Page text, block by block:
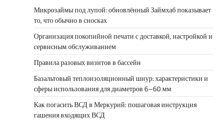
Микрозаймы под лупой: обновлённый Займхаб показывает
то, что обычно в сносках
Организация покопийной печати с доставкой, настройкой и
сервисным обслуживанием
Правила разовых визитов в бассейн
Базальтовый теплоизоляционный шнур: характеристики и
сферы использования для диаметров 6–60 мм
Как погасить ВСД в Меркурий: пошаговая инструкция
гашения входящих ВСД